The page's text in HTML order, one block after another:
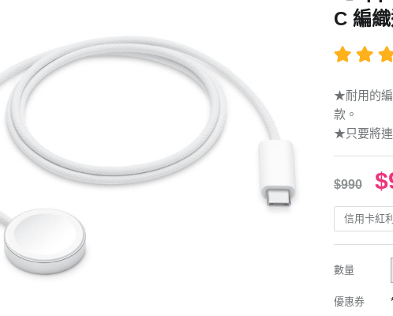
C 編
★耐用的編
款。
★只要將連
$990
信用卡紅
數量
優惠券